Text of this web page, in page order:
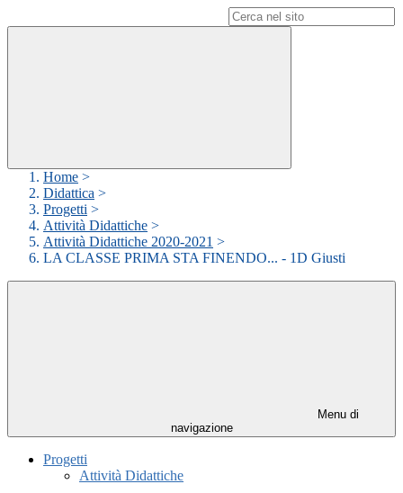
Home >
Didattica >
Progetti >
Attività Didattiche >
Attività Didattiche 2020-2021 >
LA CLASSE PRIMA STA FINENDO... - 1D Giusti
Menu di
navigazione
Progetti
Attività Didattiche